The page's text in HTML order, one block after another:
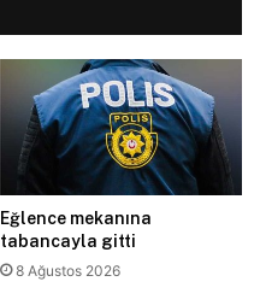
Eğlence mekanına
tabancayla gitti
8 Ağustos 2026